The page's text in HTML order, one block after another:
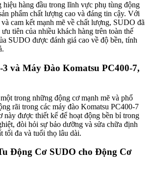
hàng đầu trong lĩnh vực phụ tùng động
phẩm chất lượng cao và đáng tin cậy. Với
cam kết mạnh mẽ về chất lượng, SUDO đã
tiên của nhiều khách hàng trên toàn thế
SUDO được đánh giá cao về độ bền, tính
và Máy Đào Komatsu PC400-7,
trong những động cơ mạnh mẽ và phổ
rãi trong các máy đào Komatsu PC400-7
được thiết kế để hoạt động bền bỉ trong
đòi hỏi sự bảo dưỡng và sửa chữa định
tối đa và tuổi thọ lâu dài.
Động Cơ SUDO cho Động Cơ